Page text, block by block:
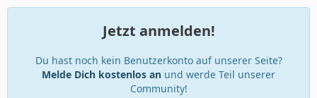
Jetzt anmelden!
Du hast noch kein Benutzerkonto auf unserer Seite?
Melde Dich kostenlos an und werde Teil unserer
Community!